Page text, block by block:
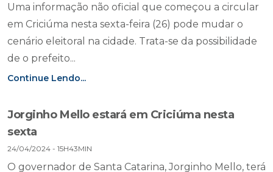
Uma informação não oficial que começou a circular
em Criciúma nesta sexta-feira (26) pode mudar o
cenário eleitoral na cidade. Trata-se da possibilidade
de o prefeito...
Continue Lendo...
Jorginho Mello estará em Criciúma nesta
sexta
24/04/2024 - 15H43MIN
O governador de Santa Catarina, Jorginho Mello, terá